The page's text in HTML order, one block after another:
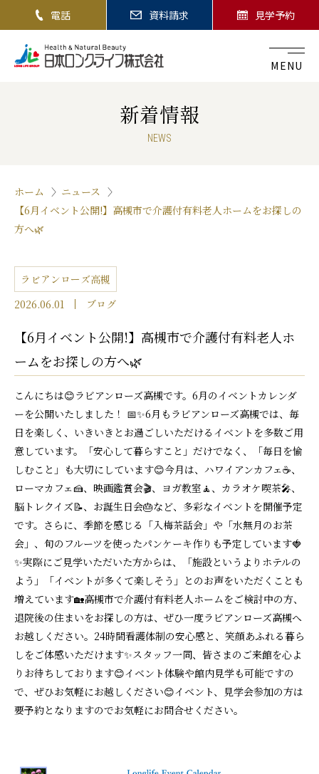
電話 資料請求 見学予約
MENU
新着情報
NEWS
ホーム
ニュース
【6月イベント公開!】高槻市で介護付有料老人ホームをお探しの
方へ🌿
ラビアンローズ高槻
2026.06.01
ブログ
【6月イベント公開!】高槻市で介護付有料老人ホ
ームをお探しの方へ🌿
こんにちは😊ラビアンローズ高槻です。6月のイベントカレンダ
ーを公開いたしました！ 📅✨6月もラビアンローズ高槻では、毎
日を楽しく、いきいきとお過ごしいただけるイベントを多数ご用
意しています。「安心して暮らすこと」だけでなく、「毎日を愉
しむこと」も大切にしています😊今月は、ハワイアンカフェ☕、
ローマカフェ🍰、映画鑑賞会🎬、ヨガ教室🧘、カラオケ喫茶🎤、
脳トレクイズ📝、お誕生日会🎂など、多彩なイベントを開催予定
です。さらに、季節を感じる「入梅茶話会」や「水無月のお茶
会」、旬のフルーツを使ったパンケーキ作りも予定しています🍓
✨実際にご見学いただいた方からは、「施設というよりホテルの
よう」「イベントが多くて楽しそう」とのお声をいただくことも
増えています🏡高槻市で介護付有料老人ホームをご検討中の方、
退院後の住まいをお探しの方は、ぜひ一度ラビアンローズ高槻へ
お越しください。24時間看護体制の安心感と、笑顔あふれる暮ら
しをご体感いただけます✨スタッフ一同、皆さまのご来館を心よ
りお待ちしております😊イベント体験や館内見学も可能ですの
で、ぜひお気軽にお越しください😊イベント、見学会参加の方は
要予約となりますのでお気軽にお問合せください。